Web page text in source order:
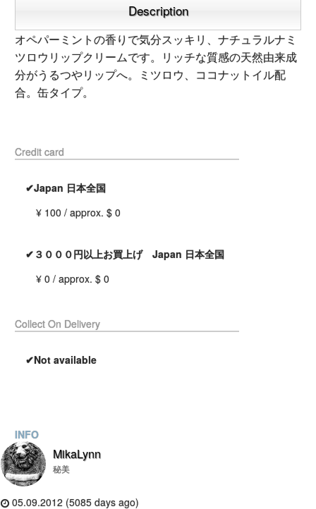
Description
オペパーミントの香りで気分スッキリ、ナチュラルナミ
ツロウリップクリームです。リッチな質感の天然由来成
分がうるつやリップへ。ミツロウ、ココナットイル配
合。缶タイプ。
Credit card
✔Japan 日本全国
¥ 100 / approx. $ 0
✔３０００円以上お買上げ Japan 日本全国
¥ 0 / approx. $ 0
Collect On Delivery
✔Not available
INFO
MikaLynn
秘美
05.09.2012 (5085 days ago)